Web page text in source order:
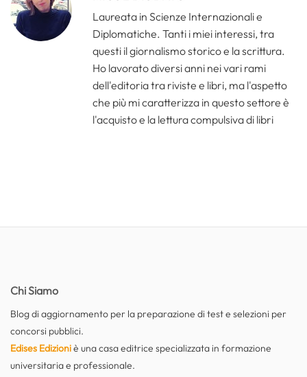
Laureata in Scienze Internazionali e
Diplomatiche. Tanti i miei interessi, tra
questi il giornalismo storico e la scrittura.
Ho lavorato diversi anni nei vari rami
dell'editoria tra riviste e libri, ma l'aspetto
che più mi caratterizza in questo settore è
l'acquisto e la lettura compulsiva di libri
Chi Siamo
Blog di aggiornamento per la preparazione di test e selezioni per
concorsi pubblici.
Edises Edizioniè una casa editrice specializzata in formazione
universitaria e professionale.